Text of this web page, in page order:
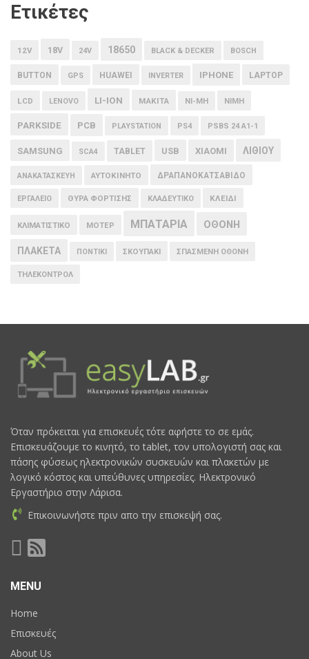
Ετικέτες
12V 18V 24V 18650 BLACK & DECKER BOSCH
BUTTON GPS HUAWEI INVERTER IPHONE LAPTOP
LCD LENOVO LI-ION MAKITA NI-MH NIMH
PARKSIDE PCB PLAYSTATION PS4 PSBS 24 A1-1
SAMSUNG SCA4 TABLET USB XIAOMI ΛΙΘΙΟΥ
ΑΝΑΚΑΤΑΣΚΕΥΗ ΑΥΤΟΚΙΝΗΤΟ ΔΡΑΠΑΝΟΚΑΤΣΑΒΙΔΟ
ΕΡΓΑΛΕΙΟ ΘΥΡΑ ΦΟΡΤΙΣΗΣ ΚΛΑΔΕΥΤΙΚΟ ΚΛΕΙΔΙ
ΚΛΙΜΑΤΙΣΤΙΚΟ ΜΟΤΕΡ ΜΠΑΤΑΡΙΑ ΟΘΟΝΗ
ΠΛΑΚΕΤΑ ΠΟΝΤΙΚΙ ΣΚΟΥΠΑΚΙ ΣΠΑΣΜΕΝΗ ΟΘΟΝΗ
ΤΗΛΕΚΟΝΤΡΟΛ
Όταν πρόκειται για επισκευές τότε αφήστε το σε εμάς.
Επισκευάζουμε το κινητό, το tablet, τον υπολογιστή σας και
πάσης φύσεως ηλεκτρονικών συσκευών και πλακετών με
λογικό κόστος και υπεύθυνες υπηρεσίες. Ηλεκτρονικό
Εργαστήριο στην Λάρισα.
Επικοινωνήστε πριν απο την επισκεψή σας.
MENU
Home
Επισκευές
About Us